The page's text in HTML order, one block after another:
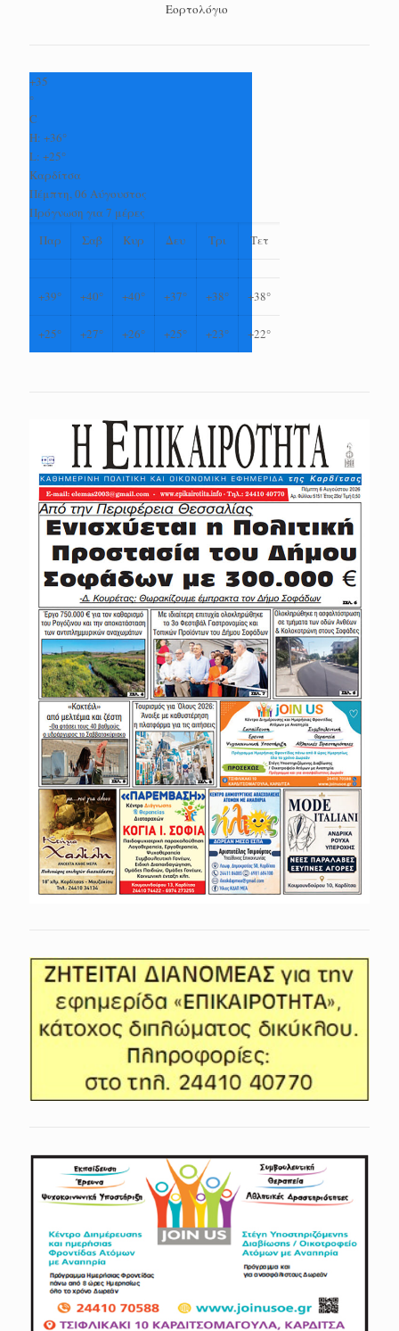
Εορτολόγιο
+35
°
C
H: +36°
L: +25°
Καρδίτσα
Πέμπτη, 06 Αύγουστος
Πρόγνωση για 7 μέρες
Παρ
Σαβ Κυρ Δευ Τρι Τετ
+39° +40° +40° +37° +38° +38°
+25° +27° +26° +25° +23° +22°